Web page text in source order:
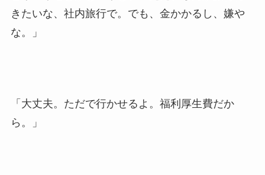
きたいな、社内旅行で。でも、金かかるし、嫌や
な。」
「大丈夫。ただで行かせるよ。福利厚生費だか
ら。」